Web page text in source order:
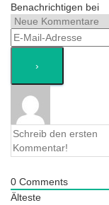
Benachrichtigen bei
0 Comments
Älteste